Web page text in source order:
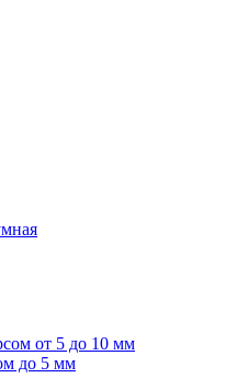
от 5 до 10 мм
до 5 мм